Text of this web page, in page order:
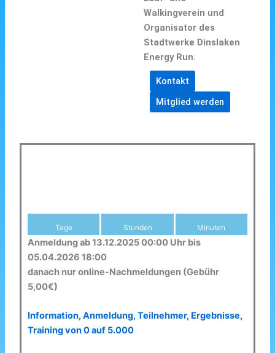
Walkingverein und
Organisator des
Stadtwerke Dinslaken
Energy Run.
Kontakt
Mitglied werden
Tage Stunden Minuten
Anmeldung ab 13.12.2025 00:00 Uhr bis
05.04.2026 18:00
danach nur online-Nachmeldungen (Gebühr
5,00€)
Information, Anmeldung, Teilnehmer, Ergebnisse,
Training von 0 auf 5.000